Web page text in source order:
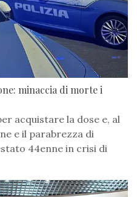
minaccia di morte i
acquistare la dose e, al
e il parabrezza di
44enne in crisi di